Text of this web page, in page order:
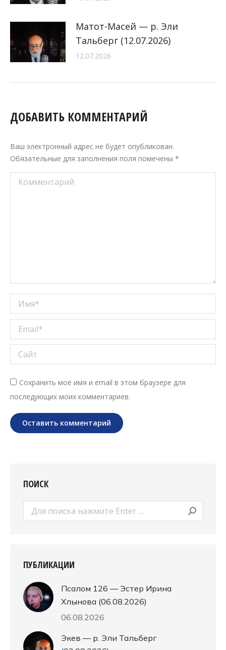
Матот-Масей — р. Эли
Тальберг (12.07.2026)
12.07.2026
ДОБАВИТЬ КОММЕНТАРИЙ
Ваш электронный адрес не будет опубликован.
Обязательные для заполнения поля помечены *
Комментарий
Имя *
Email *
Сайт
Сохранить моё имя и email в этом браузере для
последующих моих комментариев.
Оставить комментарий
ПОИСК
Поиск:
ПУБЛИКАЦИИ
Псалом 126 — Эстер Ирина
Хлынова (06.08.2026)
06.08.2026
Экев — р. Эли Тальберг